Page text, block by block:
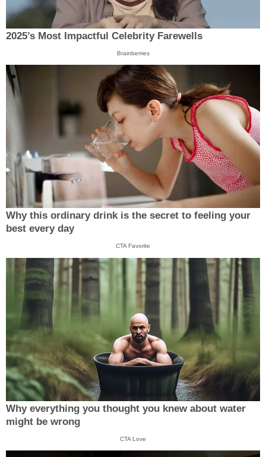
2025’s Most Impactful Celebrity Farewells
Brainberries
Why this ordinary drink is the secret to feeling your
best every day
CTA Favorite
Why everything you thought you knew about water
might be wrong
CTA Love